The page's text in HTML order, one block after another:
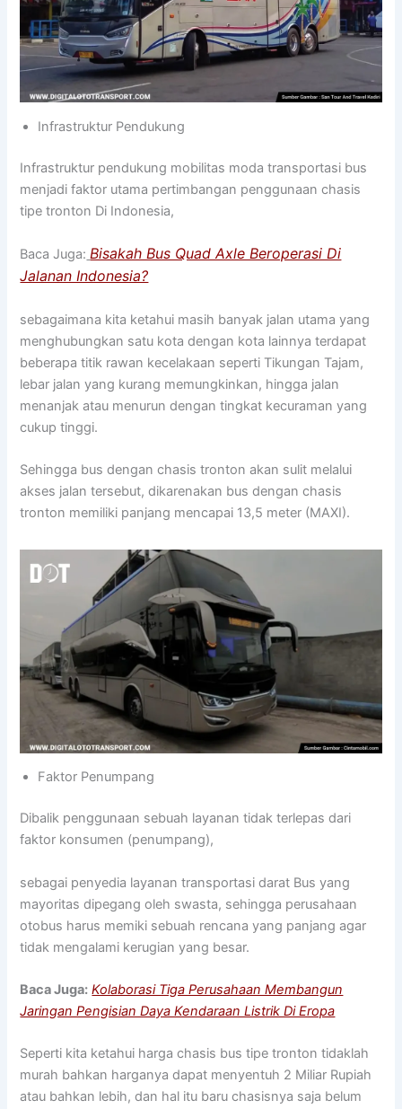
Infrastruktur Pendukung
Infrastruktur pendukung mobilitas moda transportasi bus
menjadi faktor utama pertimbangan penggunaan chasis
tipe tronton Di Indonesia,
Baca Juga: Bisakah Bus Quad Axle Beroperasi Di
Jalanan Indonesia?
sebagaimana kita ketahui masih banyak jalan utama yang
menghubungkan satu kota dengan kota lainnya terdapat
beberapa titik rawan kecelakaan seperti Tikungan Tajam,
lebar jalan yang kurang memungkinkan, hingga jalan
menanjak atau menurun dengan tingkat kecuraman yang
cukup tinggi.
Sehingga bus dengan chasis tronton akan sulit melalui
akses jalan tersebut, dikarenakan bus dengan chasis
tronton memiliki panjang mencapai 13,5 meter (MAXI).
Faktor Penumpang
Dibalik penggunaan sebuah layanan tidak terlepas dari
faktor konsumen (penumpang),
sebagai penyedia layanan transportasi darat Bus yang
mayoritas dipegang oleh swasta, sehingga perusahaan
otobus harus memiki sebuah rencana yang panjang agar
tidak mengalami kerugian yang besar.
Baca Juga: Kolaborasi Tiga Perusahaan Membangun
Jaringan Pengisian Daya Kendaraan Listrik Di Eropa
Seperti kita ketahui harga chasis bus tipe tronton tidaklah
murah bahkan harganya dapat menyentuh 2 Miliar Rupiah
atau bahkan lebih, dan hal itu baru chasisnya saja belum